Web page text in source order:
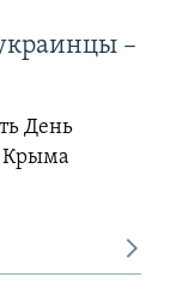
–
День
Крыма